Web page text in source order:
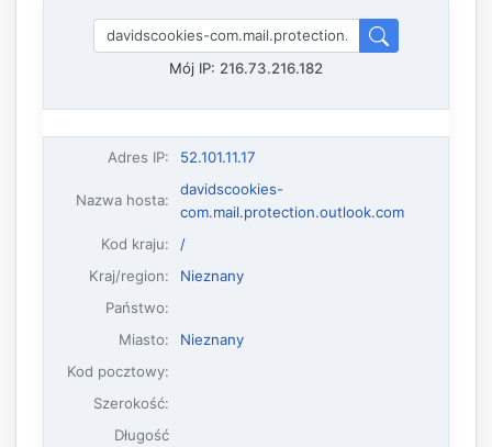
Mój IP: 216.73.216.182
Adres IP: 52.101.11.17
Nazwa hosta:
davidscookies-
com.mail.protection.outlook.com
Kod kraju:
/
Kraj/region:
Nieznany
Państwo:
Miasto:
Nieznany
Kod pocztowy:
Szerokość:
Długość